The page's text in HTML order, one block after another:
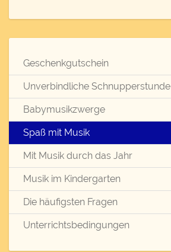
Geschenkgutschein
Unverbindliche Schnupperstunde
Babymusikzwerge
Spaß mit Musik
Mit Musik durch das Jahr
Musik im Kindergarten
Die häufigsten Fragen
Unterrichtsbedingungen